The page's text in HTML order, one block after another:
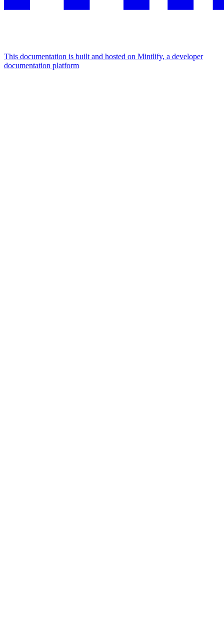
This documentation is built and hosted on Mintlify, a developer
documentation platform